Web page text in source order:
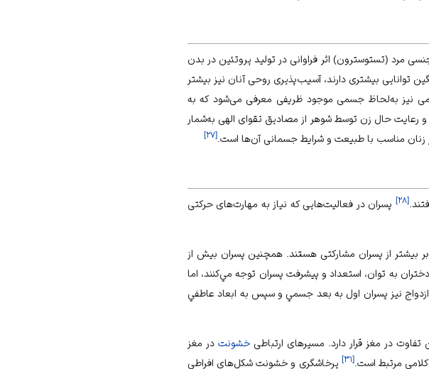
مرد (تستوسترون) اثر فراوانی در تولید پروتئین در بدن
توانایی بیشتری دارند، آسیب‌پذیری روحی آنان نیز بیشتر
نیز به‌لحاظ جسمی موجود ظریفی معرفی می‌شود که به
رعایت حال زن توسط شوهر از مصادیق تقوای الهی به‌شمار
زنان مناسب با طبیعت و شرایط جسمانی آن‌ها است. [۲۷]
[۲۸] پسران در فعالیت‌هایی که نیاز به مهارت‌های حرکتی
بيشتر از پسران مشاركتی هستند. همچنين پسران بيش از
به توان، استعداد و پيشرفت پسران توجه مي‌كنند، اما
نيز پسران اول به بعد جسمي و سپس به ابعاد عاطفي
تفاوت در مغز قرار دارد. مسیرهای ارتباطیخشونت در مغز
مرتبط است.[۳۱] پرخاشگری و خشونت شکل‌های افراطی